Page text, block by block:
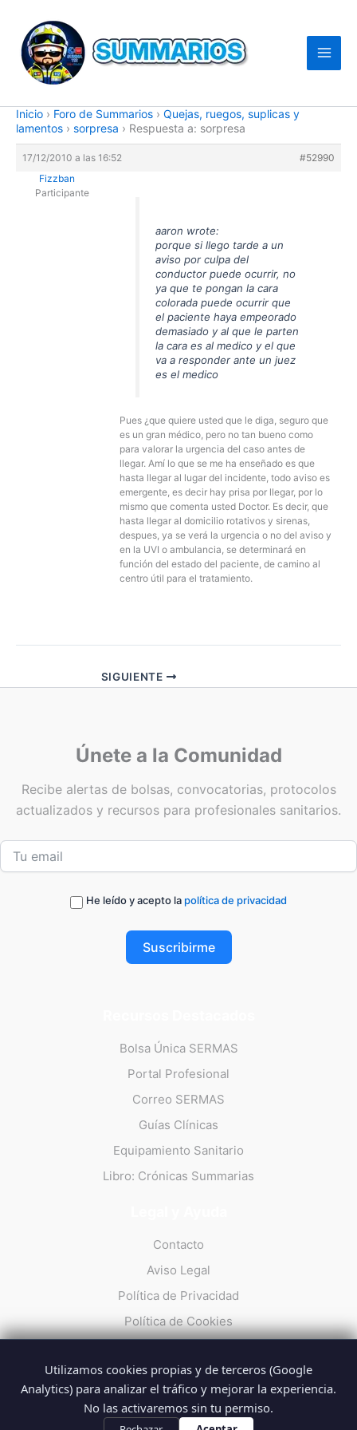
contenido
Inicio › Foro de Summarios › Quejas, ruegos, suplicas y
lamentos › sorpresa › Respuesta a: sorpresa
17/12/2010 a las 16:52
#52990
Fizzban
Participante
aaron wrote:
porque si llego tarde a un
aviso por culpa del
conductor puede ocurrir, no
ya que te pongan la cara
colorada puede ocurrir que
el paciente haya empeorado
demasiado y al que le parten
la cara es al medico y el que
va a responder ante un juez
es el medico
Pues ¿que quiere usted que le diga, seguro que
es un gran médico, pero no tan bueno como
para valorar la urgencia del caso antes de
llegar. Amí lo que se me ha enseñado es que
hasta llegar al lugar del incidente, todo aviso es
emergente, es decir hay prisa por llegar, por lo
mismo que comenta usted Doctor. Es decir, que
hasta llegar al domicilio rotativos y sirenas,
despues, ya se verá la urgencia o no del aviso y
en la UVI o ambulancia, se determinará en
función del estado del paciente, de camino al
centro útil para el tratamiento.
SIGUIENTE
Únete a la Comunidad
Recibe alertas de bolsas, convocatorias, protocolos
actualizados y recursos para profesionales sanitarios.
He leído y acepto la política de privacidad
Suscribirme
Bolsa Única SERMAS
Portal Profesional
Correo SERMAS
Guías Clínicas
Equipamiento Sanitario
Libro: Crónicas Summarias
Contacto
Aviso Legal
Política de Privacidad
Política de Cookies
© 2026 Summarios · La web no oficial de los profesionales del
Utilizamos cookies propias y de terceros (Google
Analytics) para analizar el tráfico y mejorar la experiencia.
No las activaremos sin tu permiso.